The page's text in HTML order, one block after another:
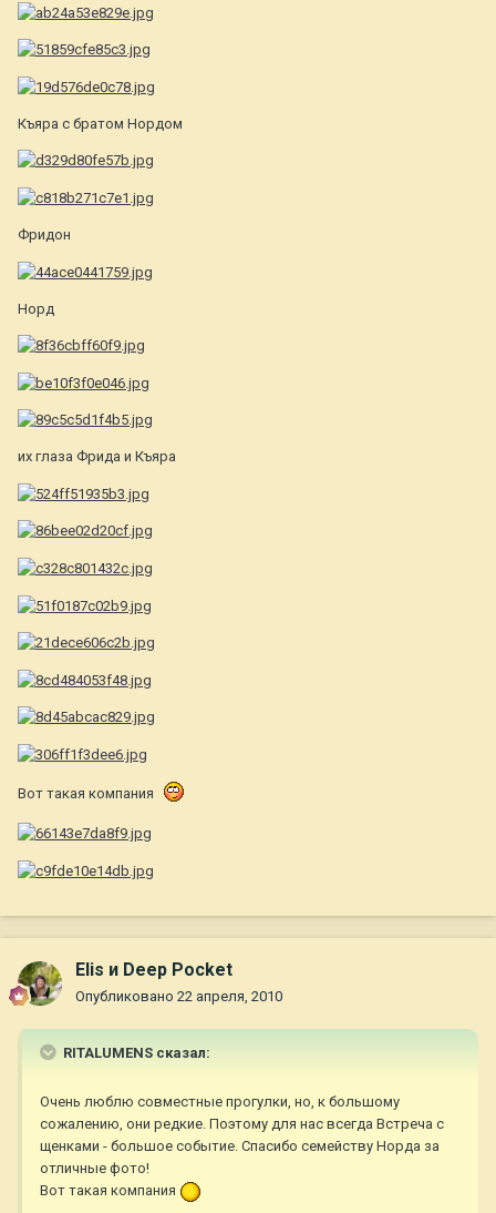
Къяра с братом Нордом
Фридон
Норд
их глаза Фрида и Къяра
Вот такая компания
Elis и Deep Pocket
Опубликовано 22 апреля, 2010
RITALUMENS сказал:
Очень люблю совместные прогулки, но, к большому
сожалению, они редкие. Поэтому для нас всегда Встреча с
щенками - большое событие. Спасибо семейству Норда за
отличные фото!
Вот такая компания